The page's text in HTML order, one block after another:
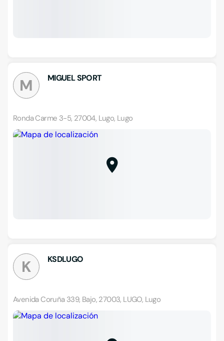
M MIGUEL SPORT
Ronda Carme 3-5, 27004, Lugo, Lugo
K KSDLUGO
Avenida Coruña 339, Bajo, 27003, LUGO, Lugo